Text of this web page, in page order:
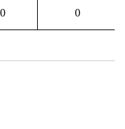
0 0